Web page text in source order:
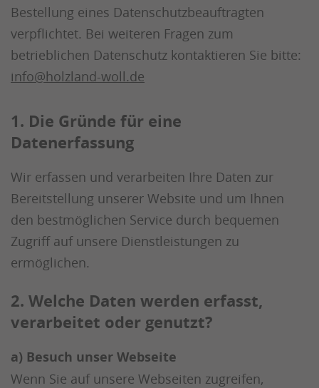
Bestellung eines Datenschutzbeauftragten
verpflichtet. Bei weiteren Fragen zum
betrieblichen Datenschutz kontaktieren Sie bitte:
info@holzland-woll.de
1. Die Gründe für eine
Datenerfassung
Wir erfassen und verarbeiten Ihre Daten zur
Bereitstellung unserer Website und um Ihnen
den bestmöglichen Service durch bequemen
Zugriff auf unsere Dienstleistungen zu
ermöglichen.
2. Welche Daten werden erfasst,
verarbeitet oder genutzt?
a) Besuch unser Webseite
Wenn Sie auf unsere Webseiten zugreifen,